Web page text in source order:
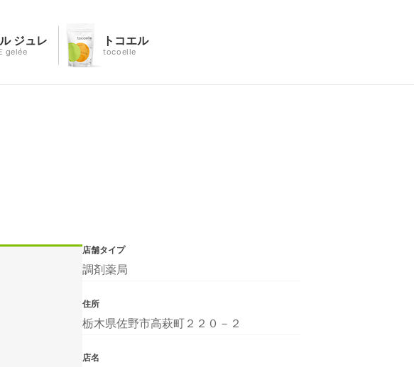
ジュレ
gelée
トコエル
tocoelle
店舗タイプ
調剤薬局
住所
栃木県佐野市高萩町２２０－２
店名